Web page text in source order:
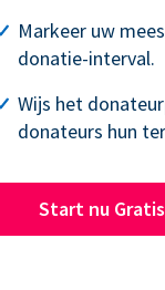
Markeer uw
donatie-interval.
Wijs het
donateurs hun
Start nu Gratis